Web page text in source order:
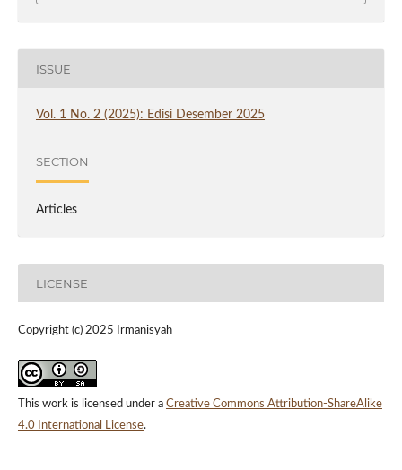
ISSUE
Vol. 1 No. 2 (2025): Edisi Desember 2025
SECTION
Articles
LICENSE
Copyright (c) 2025 Irmanisyah
This work is licensed under a Creative Commons Attribution-ShareAlike
4.0 International License.